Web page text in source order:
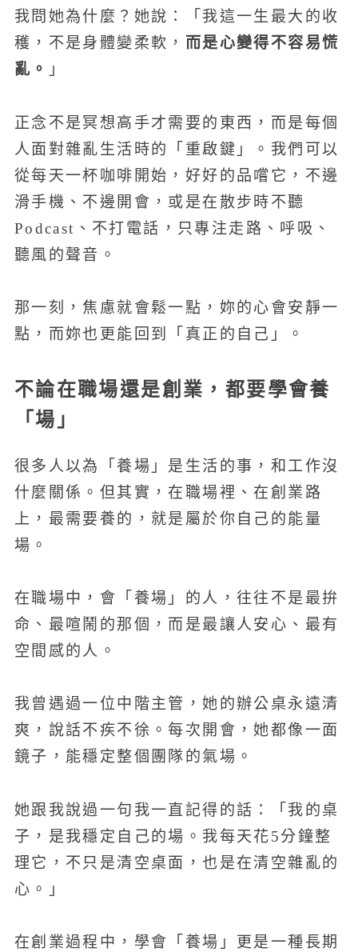
我問她為什麼？她說：「我這一生最大的收
穫，不是身體變柔軟， 而是心變得不容易慌
亂。
」
正念不是冥想高手才需要的東西，而是每個
人面對雜亂生活時的「重啟鍵」。我們可以
從每天一杯咖啡開始，好好的品嚐它，不邊
滑手機、不邊開會，或是在散步時不聽
Podcast、不打電話，只專注走路、呼吸、
聽風的聲音。
那一刻，焦慮就會鬆一點，妳的心會安靜一
點，而妳也更能回到「真正的自己」。
不論在職場還是創業，都要學會養
「場」
很多人以為「養場」是生活的事，和工作沒
什麼關係。但其實，在職場裡、在創業路
上，最需要養的，就是屬於你自己的能量
場。
在職場中，會「養場」的人，往往不是最拚
命、最喧鬧的那個，而是最讓人安心、最有
空間感的人。
我曾遇過一位中階主管，她的辦公桌永遠清
爽，說話不疾不徐。每次開會，她都像一面
鏡子，能穩定整個團隊的氣場。
她跟我說過一句我一直記得的話：「我的桌
子，是我穩定自己的場。我每天花5分鐘整
理它，不只是清空桌面，也是在清空雜亂的
心。」
在創業過程中，學會「養場」更是一種長期